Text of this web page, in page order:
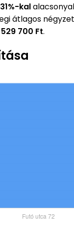
kal
átlagos
529 700 Ft.